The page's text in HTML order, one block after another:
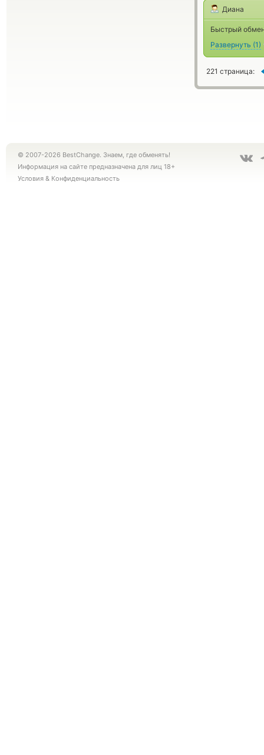
Диана
Быстрый
Развернуть (1)
221 страница:
© 2007-2026 BestChange. Знаем, где обменять!
Информация на сайте предназначена для лиц 18+
Условия & Конфиденциальность